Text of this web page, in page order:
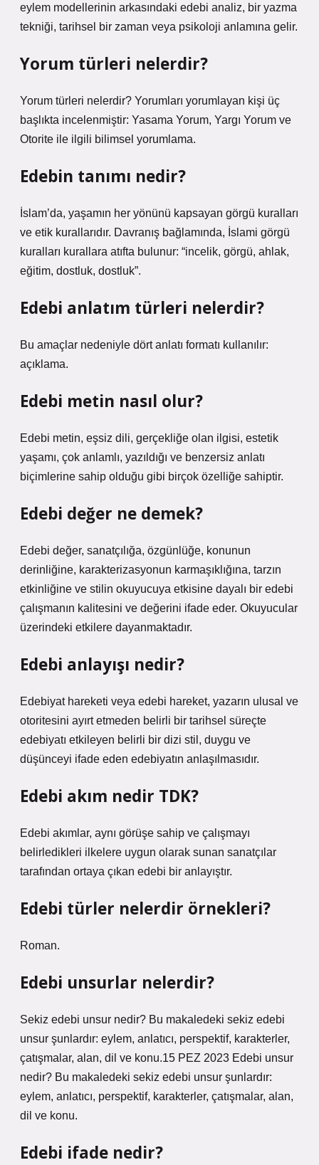
eylem modellerinin arkasındaki edebi analiz, bir yazma
tekniği, tarihsel bir zaman veya psikoloji anlamına gelir.
Yorum türleri nelerdir?
Yorum türleri nelerdir? Yorumları yorumlayan kişi üç
başlıkta incelenmiştir: Yasama Yorum, Yargı Yorum ve
Otorite ile ilgili bilimsel yorumlama.
Edebin tanımı nedir?
İslam’da, yaşamın her yönünü kapsayan görgü kuralları
ve etik kurallarıdır. Davranış bağlamında, İslami görgü
kuralları kurallara atıfta bulunur: “incelik, görgü, ahlak,
eğitim, dostluk, dostluk”.
Edebi anlatım türleri nelerdir?
Bu amaçlar nedeniyle dört anlatı formatı kullanılır:
açıklama.
Edebi metin nasıl olur?
Edebi metin, eşsiz dili, gerçekliğe olan ilgisi, estetik
yaşamı, çok anlamlı, yazıldığı ve benzersiz anlatı
biçimlerine sahip olduğu gibi birçok özelliğe sahiptir.
Edebi değer ne demek?
Edebi değer, sanatçılığa, özgünlüğe, konunun
derinliğine, karakterizasyonun karmaşıklığına, tarzın
etkinliğine ve stilin okuyucuya etkisine dayalı bir edebi
çalışmanın kalitesini ve değerini ifade eder. Okuyucular
üzerindeki etkilere dayanmaktadır.
Edebi anlayışı nedir?
Edebiyat hareketi veya edebi hareket, yazarın ulusal ve
otoritesini ayırt etmeden belirli bir tarihsel süreçte
edebiyatı etkileyen belirli bir dizi stil, duygu ve
düşünceyi ifade eden edebiyatın anlaşılmasıdır.
Edebi akım nedir TDK?
Edebi akımlar, aynı görüşe sahip ve çalışmayı
belirledikleri ilkelere uygun olarak sunan sanatçılar
tarafından ortaya çıkan edebi bir anlayıştır.
Edebi türler nelerdir örnekleri?
Roman.
Edebi unsurlar nelerdir?
Sekiz edebi unsur nedir? Bu makaledeki sekiz edebi
unsur şunlardır: eylem, anlatıcı, perspektif, karakterler,
çatışmalar, alan, dil ve konu.15 PEZ 2023 Edebi unsur
nedir? Bu makaledeki sekiz edebi unsur şunlardır:
eylem, anlatıcı, perspektif, karakterler, çatışmalar, alan,
dil ve konu.
Edebi ifade nedir?